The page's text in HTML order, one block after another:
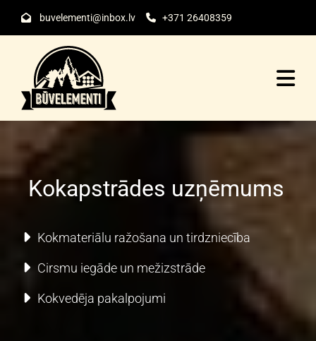
 buvelementi@inbox.lv  +371 26408359
Kokapstrādes uzņēmums
Kokmateriālu ražošana un tirdzniecība
Cirsmu iegāde un mežizstrāde
Kokvedēja pakalpojumi